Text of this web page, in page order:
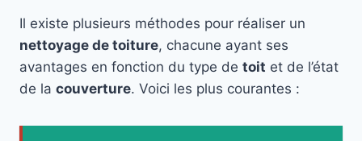
Il existe plusieurs méthodes pour réaliser un
nettoyage de toiture, chacune ayant ses
avantages en fonction du type de toit et de l’état
de la couverture. Voici les plus courantes :